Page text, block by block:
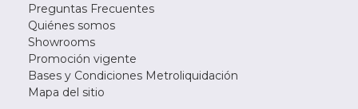
Preguntas Frecuentes
Quiénes somos
Showrooms
Promoción vigente
Bases y Condiciones Metroliquidación
Mapa del sitio